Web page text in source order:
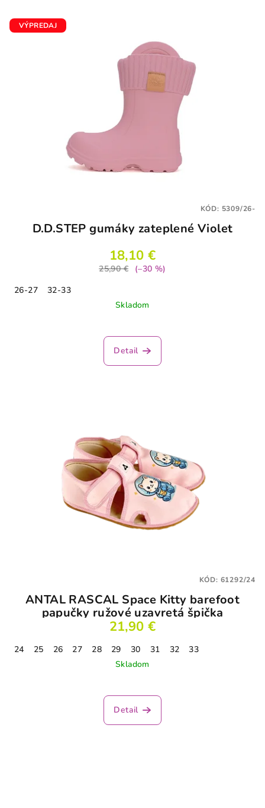
VÝPREDAJ
D.D.STEP gumáky zateplené Violet
18,10 €
25,90 €
(–30 %)
26-27
32-33
Skladom
Detail
KÓD: 5309/26-
ANTAL RASCAL Space Kitty barefoot
papučky ružové uzavretá špička
21,90 €
24 25 26 27 28 29 30 31 32
33
Skladom
Detail
KÓD: 61292/24